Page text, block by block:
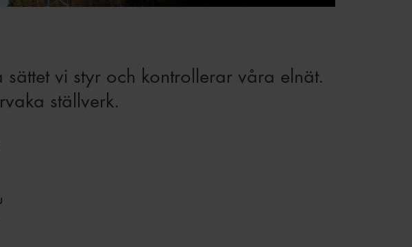
vi styr och kontrollerar våra elnät.
ställverk.